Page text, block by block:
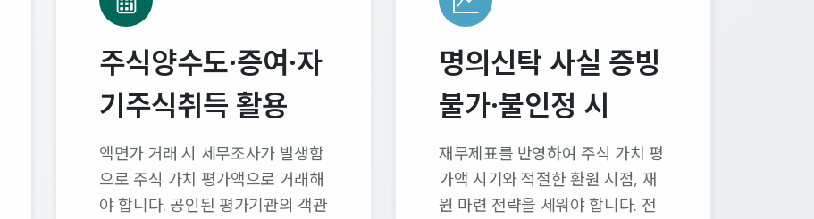
주식양수도·증여·자
기주식취득 활용
액면가 거래 시 세무조사가 발생함
으로 주식 가치 평가액으로 거래해
야 합니다. 공인된 평가기관의 객관
명의신탁 사실 증빙
불가·불인정 시
재무제표를 반영하여 주식 가치 평
가액 시기와 적절한 환원 시점, 재
원 마련 전략을 세워야 합니다. 전